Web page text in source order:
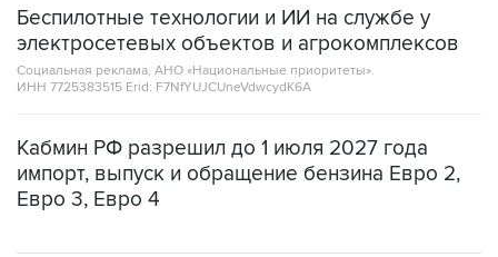
Социальная реклама, АНО «Национальные приоритеты».
ИНН 7725383515 Erid: F7NfYUJCUneVdwcydK6A
Кабмин РФ разрешил до 1 июля 2027 года
Евро 3, Евро 4